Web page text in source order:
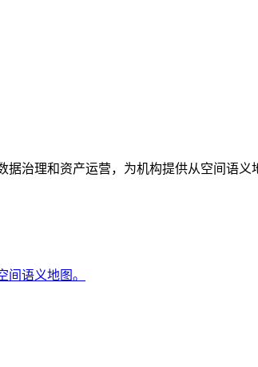
治理和资产运营，为机构提供从空间语义
语义地图。